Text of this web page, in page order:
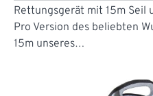
Rettungsgerät mit 15m Seil
Pro Version des beliebten
15m unseres…